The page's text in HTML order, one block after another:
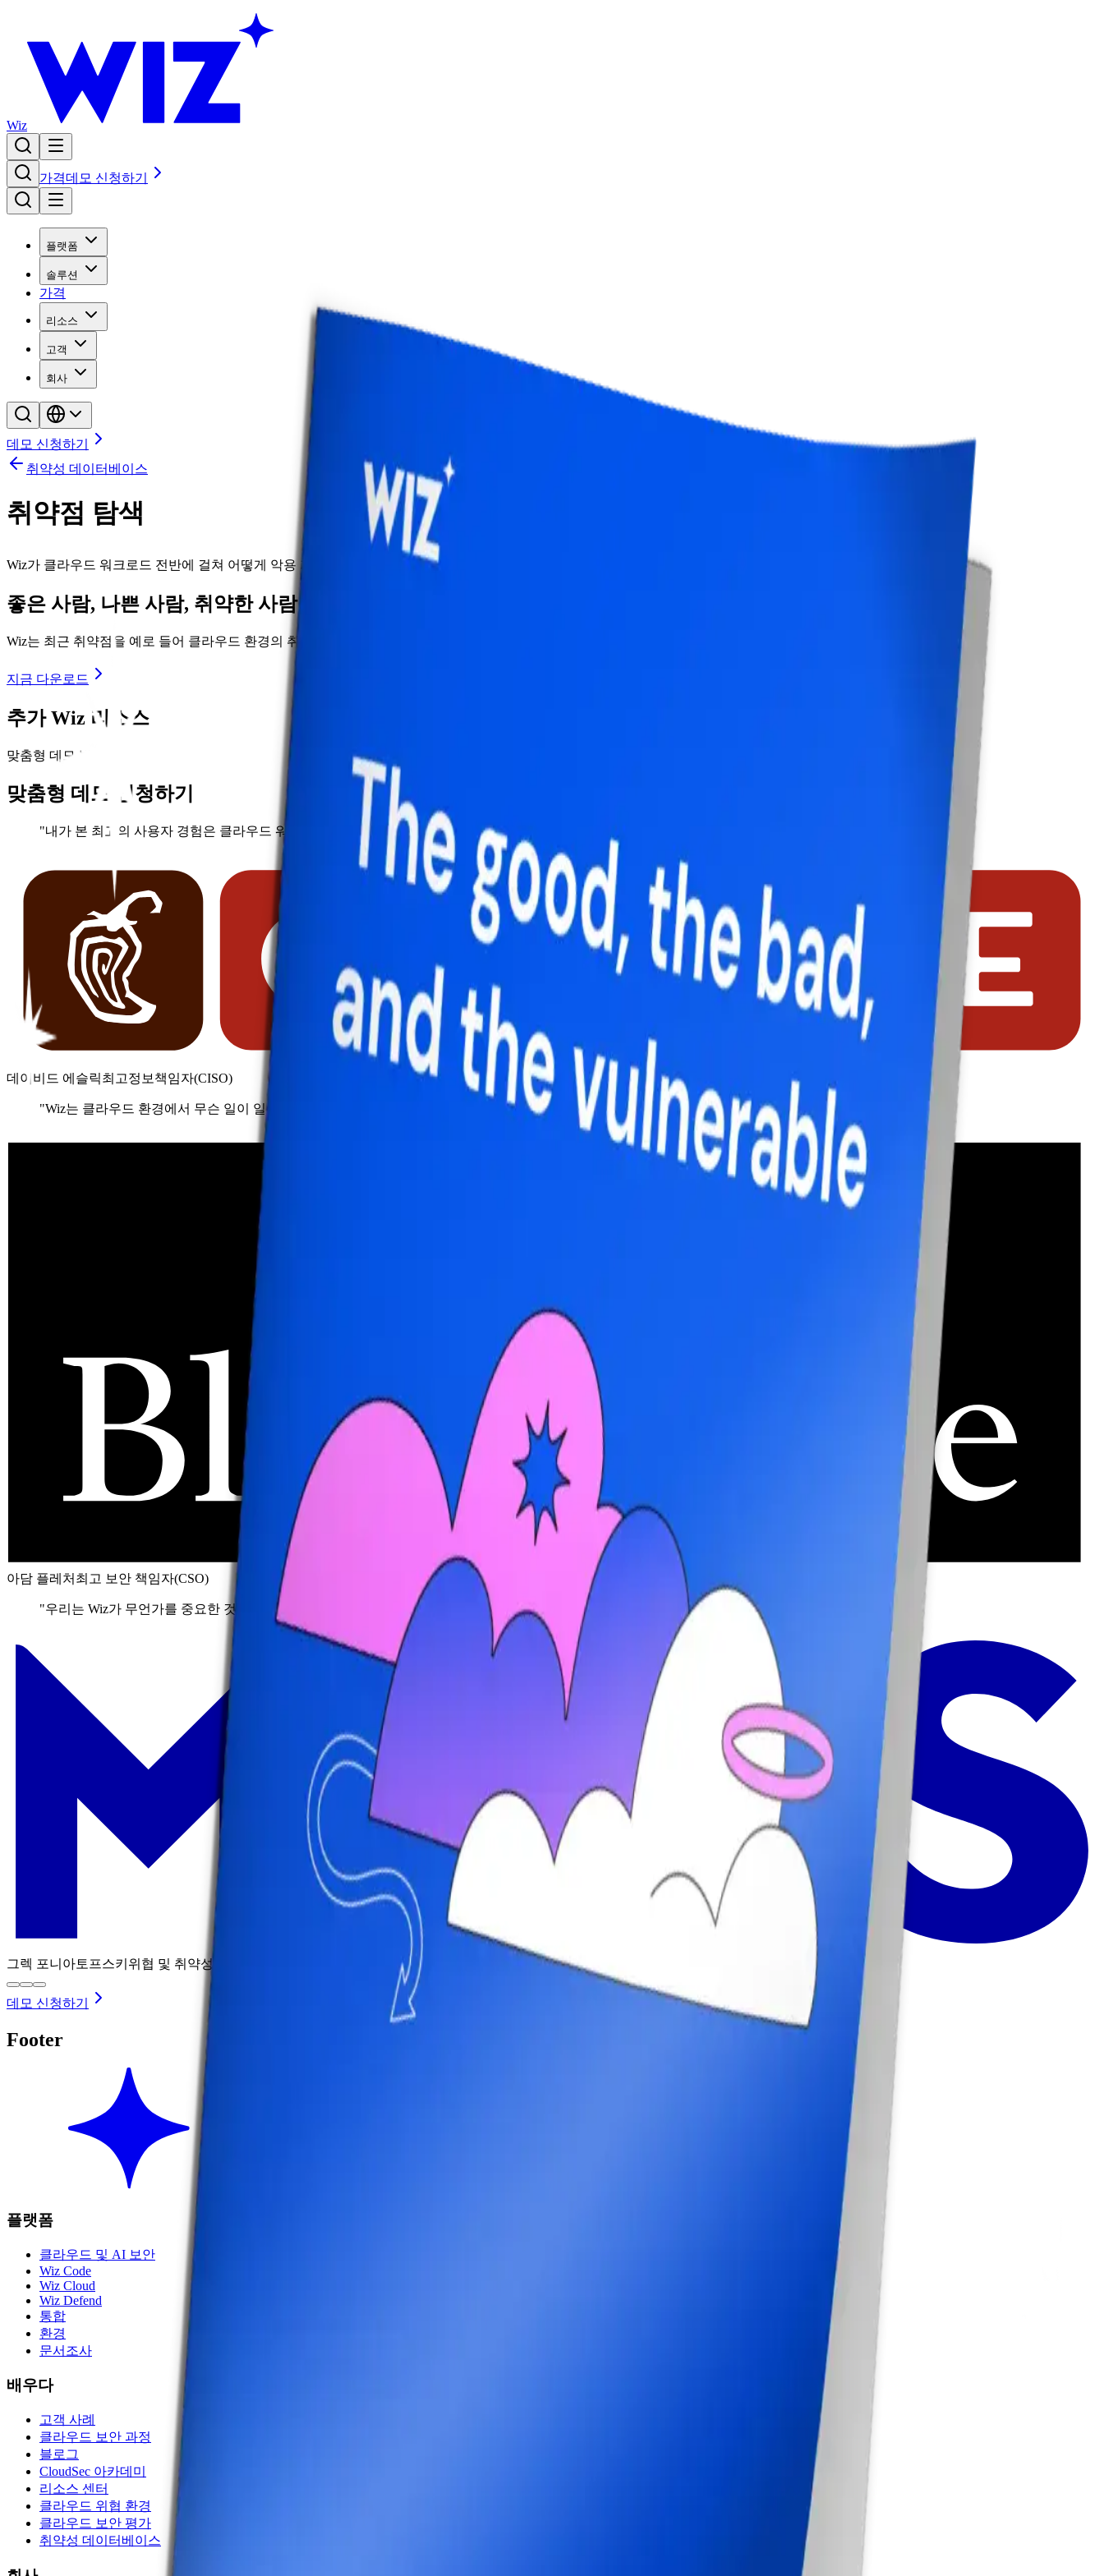
Wiz
가격데모 신청하기
플랫폼
솔루션
가격
리소스
고객
회사
데모 신청하기
취약성 데이터베이스
취약점 탐색
Wiz가 클라우드 워크로드 전반에 걸쳐 어떻게 악용 가능한 취약점을 탐지하는지 확인해 보세요.
좋은 사람, 나쁜 사람, 취약한 사람
Wiz는 최근 취약점을 예로 들어 클라우드 환경의 취약점 관리에 대한 통찰력과 취약점 인텔리전스를 사용하는 위협 연구 팀의 방법론을 제시합니다.
지금 다운로드
추가 Wiz 리소스
맞춤형 데모 받기
맞춤형 데모 신청하기
"내가 본 최고의 사용자 경험은 클라우드 워크로드에 대한 완전한 가시성을 제공합니다."
데이비드 에슬릭최고정보책임자(CISO)
"Wiz는 클라우드 환경에서 무슨 일이 일어나고 있는지 볼 수 있는 단일 창을 제공합니다."
아담 플레처 최고 보안 책임자(CSO)
"우리는 Wiz가 무언가를 중요한 것으로 식별하면 실제로 중요하다는 것을 알고 있습니다."
그렉 포니아토프스키 위협 및 취약성 관리 책임자
데모 신청하기
Footer
플랫폼
클라우드 및 AI 보안
Wiz Code
Wiz Cloud
Wiz Defend
통합
환경
문서조사
배우다
고객 사례
클라우드 보안 과정
블로그
CloudSec 아카데미
리소스 센터
클라우드 위협 환경
클라우드 보안 평가
취약성 데이터베이스